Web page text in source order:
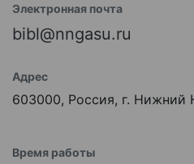
Электронная почта
bibl@nngasu.ru
Адрес
603000, Россия, г. Нижний
Время работы